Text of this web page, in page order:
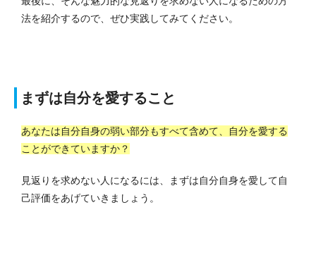
法を紹介するので、ぜひ実践してみてください。
まずは自分を愛すること
あなたは自分自身の弱い部分もすべて含めて、自分を愛する
ことができていますか？
見返りを求めない人になるには、まずは自分自身を愛して自
己評価をあげていきましょう。